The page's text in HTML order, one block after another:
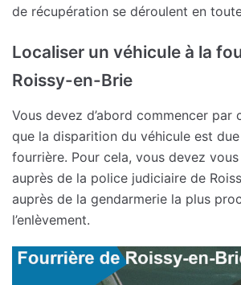
de récupération se déroulent en
Localiser un véhicule à la
Roissy-en-Brie
Vous devez d’abord commencer par
que la disparition du véhicule est
fourrière. Pour cela, vous devez
auprès de la police judiciaire de
auprès de la gendarmerie la plus
l’enlèvement.